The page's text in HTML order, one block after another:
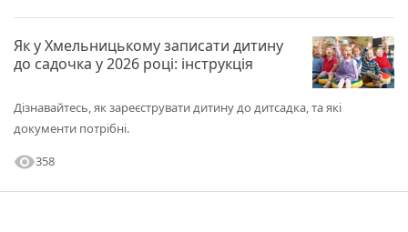
Як у Хмельницькому записати дитину
до садочка у 2026 році: інструкція
Дізнавайтесь, як зареєструвати дитину до дитсадка, та які
документи потрібні.
visibility358